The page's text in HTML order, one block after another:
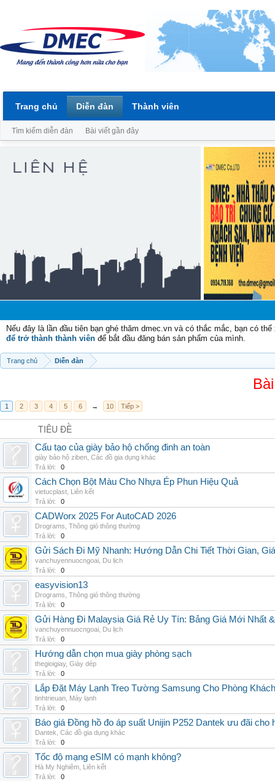
Nếu đây là lần đầu tiên bạn ghé thăm dmec.vn và có thắc mắc, bạn có
để trở thành thành viên để bắt đầu đăng bán sản phẩm của mình.
Trang chủ Diễn đàn
1 2 3 4 5 6 → 10 Tiếp >
TIÊU ĐỀ
Cấu tạo của giày bảo hộ chống đinh an toàn
giày bảo hộ ziben Các đồ gia dụng khác
Trả lời:
0
Cách Chọn Bột Màu Cho Nhựa Ép Phun Hiệu Quả
vietucplast Liên kết
Trả lời:
0
CADWorx 2025 For AutoCAD 2026
Drograms Thông gió thông thường
Trả lời:
0
Gửi Sách Đi Mỹ Nhanh: Hướng Dẫn Chi Tiết Thời Gian,
vanchuyennuocngoai Du lịch
Trả lời:
0
easyvision13
Drograms Thông gió thông thường
Trả lời:
0
Gửi Hàng Đi Malaysia Giá Rẻ Uy Tín: Bảng Giá Mới Nhất
vanchuyennuocngoai Du lịch
Trả lời:
0
Hướng dẫn chọn mua giày phòng sạch
thegioigiay, Giày dép
Trả lời:
0
Lắp Đặt Máy Lạnh Treo Tường Samsung Cho Phòng Khách
tinhtrieuan Máy lạnh
Trả lời:
0
Báo giá Đồng hồ đo áp suất Unijin P252 Dantek ưu đãi cho
Dantek Các đồ gia dụng khác
Trả lời:
0
Tốc độ mạng eSIM có mạnh không?
Hà My Nghiêm Liên kết
Trả lời:
0
Trang chủ Diễn đàn
Tìm kiếm diễn đàn Bài viết gần đây
Thành viên